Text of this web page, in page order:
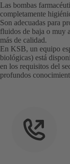
Las bombas
completamente
Son adecuadas para
fluidos de baja o muy
más de calidad.
En KSB, un equipo
biológicas) está
en los requisitos del
profundos